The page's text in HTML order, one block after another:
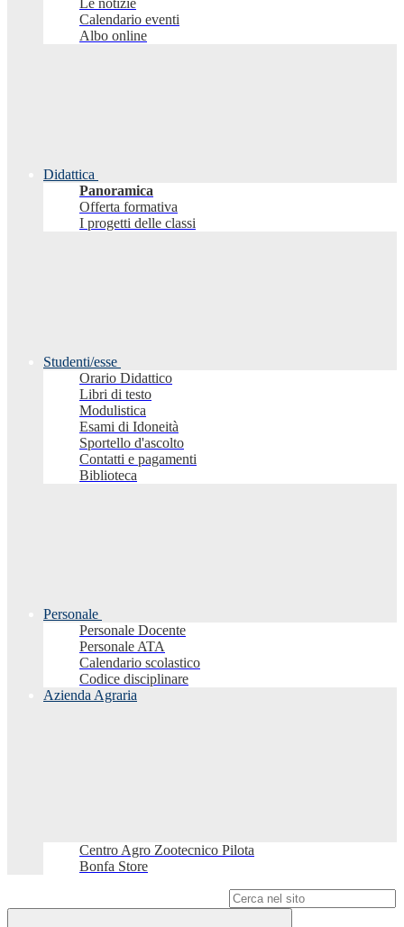
Le notizie
Calendario eventi
Albo online
Didattica
Panoramica
Offerta formativa
I progetti delle classi
Studenti/esse
Orario Didattico
Libri di testo
Modulistica
Esami di Idoneità
Sportello d'ascolto
Contatti e pagamenti
Biblioteca
Personale
Personale Docente
Personale ATA
Calendario scolastico
Codice disciplinare
Azienda Agraria
Centro Agro Zootecnico Pilota
Bonfa Store